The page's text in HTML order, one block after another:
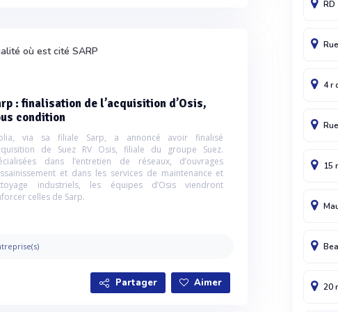
où est cité SARP
: finalisation de l’acquisition d’Osis,
condition
via sa filiale Sarp, a annoncé avoir finalisé
de Suez RV Osis, filiale du groupe Suez.
dans l’entretien de réseaux, d’ouvrages
et dans les services de maintenance et
industriels, les équipes d’Osis viendront
celles de Sarp.
Partager Aimer
4 r
15
20